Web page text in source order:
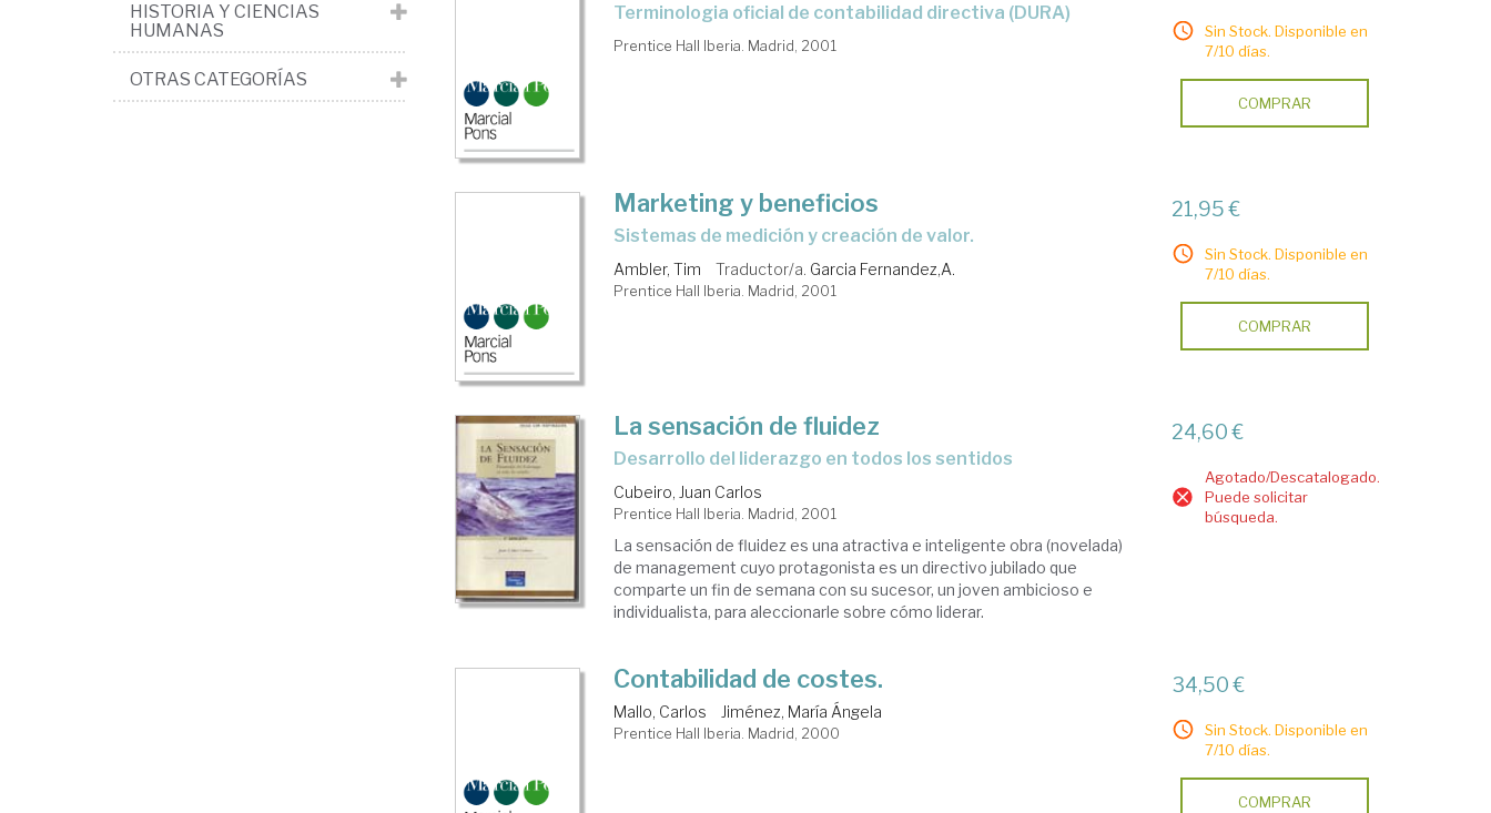
Terminologia oficial de contabilidad directiva (DURA)
Prentice Hall Iberia. Madrid, 2001
Sin Stock. Disponible en
7/10 días.
COMPRAR
Marketing y beneficios
Sistemas de medición y creación de valor.
Ambler, Tim Traductor/a. Garcia Fernandez,A.
Prentice Hall Iberia. Madrid, 2001
21,95 €
Sin Stock. Disponible en
7/10 días.
COMPRAR
La sensación de fluidez
desarrollo del liderazgo en todos los sentidos
Cubeiro, Juan Carlos
Prentice Hall Iberia. Madrid, 2001
La sensación de fluidez es una atractiva e inteligente obra (novelada)
de management cuyo protagonista es un directivo jubilado que
comparte un fin de semana con su sucesor, un joven ambicioso e
individualista, para aleccionarle sobre cómo liderar.
24,60 €
Agotado/Descatalogado.
Puede solicitar
búsqueda.
Contabilidad de costes.
Mallo, Carlos Jiménez, María Ángela
Prentice Hall Iberia. Madrid, 2000
34,50 €
Sin Stock. Disponible en
7/10 días.
COMPRAR
HISTORIA Y CIENCIAS
HUMANAS
OTRAS CATEGORÍAS